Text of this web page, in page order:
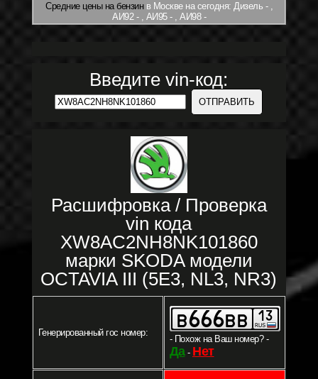
Средние цены на бензинв Москве на сегодня: Дизель - ,
АИ92 - , АИ95 - , АИ98 -
Введите vin-код:
Расшифровка / Проверка
vin кода
XW8AC2NH8NK101860
марки SKODA модели
OCTAVIA III (5E3, NL3, NR3)
Генерированный гос номер:
- Похож на Ваш номер? -
Да- Нет